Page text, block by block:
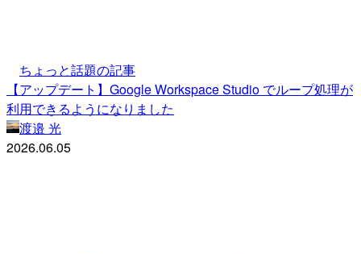
ちょっと話題の記事
【アップデート】Google Workspace Studio でループ処理が
利用できるようになりました
渡邉 光
2026.06.05